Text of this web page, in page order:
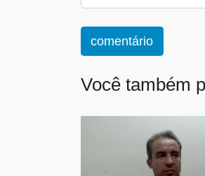
comentário
Você também